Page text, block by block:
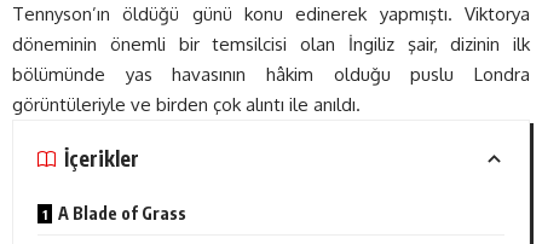
Tennyson’ın öldüğü günü konu edinerek yapmıştı. Viktorya
döneminin önemli bir temsilcisi olan İngiliz şair, dizinin ilk
bölümünde yas havasının hâkim olduğu puslu Londra
görüntüleriyle ve birden çok alıntı ile anıldı.
İçerikler
A Blade of Grass